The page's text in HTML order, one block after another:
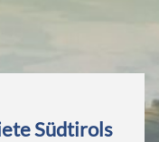
Südtirols